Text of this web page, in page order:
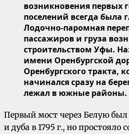
возникновения первых
поселений всегда была
Лодочно-паромная
пассажиров и груза
строительством Уфы.
имени Оренбургской
Оренбургского тракта,
начинался сразу на
лежал в южные районы.
Первый мост через Белую был
и дуба в 1795 г., но простояло